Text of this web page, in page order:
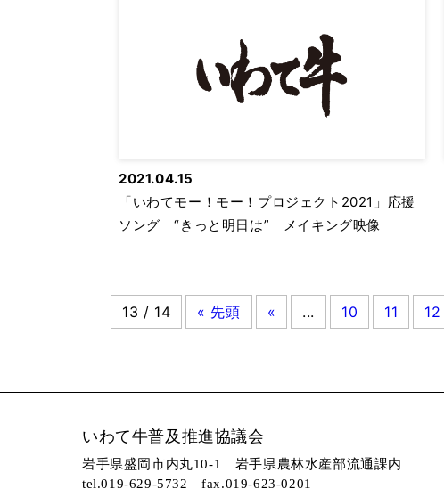
2021.04.15
「いわてモー！モー！プロジェクト2021」応援
ソング “きっと明日は” メイキング映像
13 / 14 « 先頭 « ... 10 11 12
いわて牛普及推進協議会
岩手県盛岡市内丸10-1 岩手県農林水産部流通課内
tel.019-629-5732 fax.019-623-0201